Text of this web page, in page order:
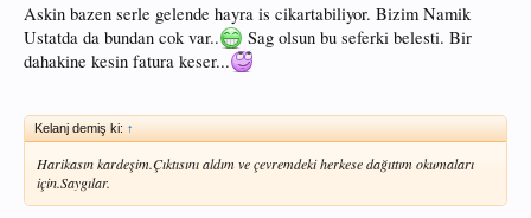
Askin bazen serle gelende hayra is cikartabiliyor. Bizim Namik
Ustatda da bundan cok var..
Sag olsun bu seferki belesti. Bir
dahakine kesin fatura keser...
Kelanj demiş ki: ↑
Harikasın kardeşim.Çıktısını aldım ve çevremdeki herkese dağıttım okumaları
için.Saygılar.